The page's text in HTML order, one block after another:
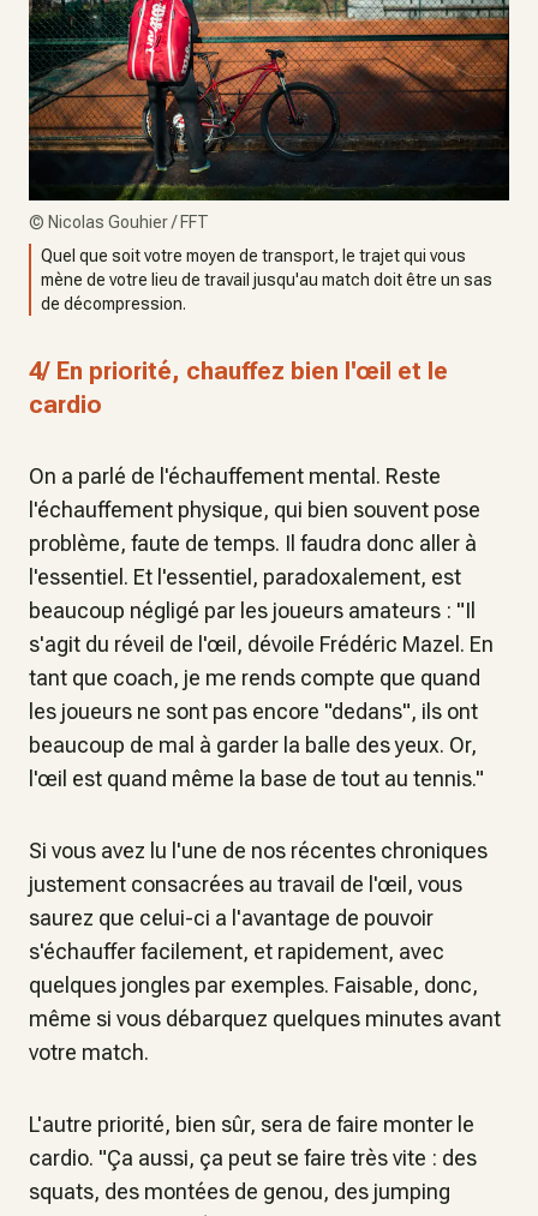
© Nicolas Gouhier / FFT
Quel que soit votre moyen de transport, le trajet qui vous
mène de votre lieu de travail jusqu'au match doit être un sas
de décompression.
4/ En priorité, chauffez bien l'œil et le
cardio
On a parlé de l'échauffement mental. Reste
l'échauffement physique, qui bien souvent pose
problème, faute de temps. Il faudra donc aller à
l'essentiel. Et l'essentiel, paradoxalement, est
beaucoup négligé par les joueurs amateurs : "Il
s'agit du réveil de l'œil, dévoile Frédéric Mazel. En
tant que coach, je me rends compte que quand
les joueurs ne sont pas encore "dedans", ils ont
beaucoup de mal à garder la balle des yeux. Or,
l'œil est quand même la base de tout au tennis."
Si vous avez lu l'une de nos récentes chroniques
justement consacrées au travail de l'œil, vous
saurez que celui-ci a l'avantage de pouvoir
s'échauffer facilement, et rapidement, avec
quelques jongles par exemples. Faisable, donc,
même si vous débarquez quelques minutes avant
votre match.
L'autre priorité, bien sûr, sera de faire monter le
cardio. "Ça aussi, ça peut se faire très vite : des
squats, des montées de genou, des jumping